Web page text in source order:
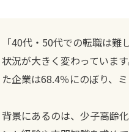
「40代・50代での転職は
状況が大きく変わっていま
た企業は68.4％にのぼり、
背景にあるのは、少子高齢